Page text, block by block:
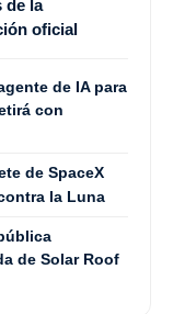
de la
oficial
de IA para
con
de SpaceX
la Luna
de Solar Roof